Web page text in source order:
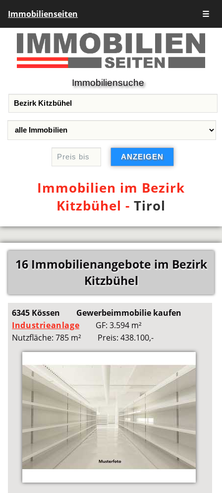
Immobilienseiten ☰
Immobiliensuche
Immobilien im Bezirk
Kitzbühel - Tirol
16 Immobilienangebote im Bezirk
Kitzbühel
6345 Kössen
Gewerbeimmobilie kaufen
Industrieanlage
GF: 3.594 m²
Nutzfläche: 785 m²
Preis: 438.100,-